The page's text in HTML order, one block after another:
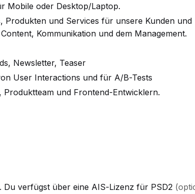
Mobile oder Desktop/Laptop.
und Services für unsere Kunden
Kommunikation und dem Management.
Newsletter, Teaser
User Interactions und für A/B-Tests
und Frontend-Entwicklern.
Du verfügst über eine AIS-Lizenz für PSD2